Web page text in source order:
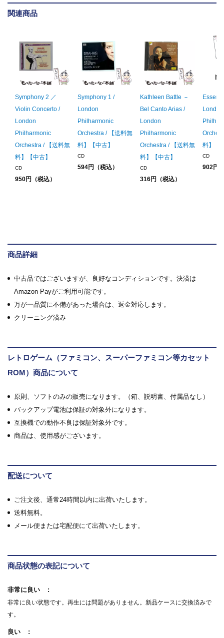
関連商品
Symphony 2 ／
Violin Concerto /
London
Philharmonic
Orchestra / 【送料無
料】【中古】
CD
950円（税込）
Symphony 1 /
London
Philharmonic
Orchestra / 【送料無
料】【中古】
CD
594円（税込）
Kathleen Battle －
Bel Canto Arias /
London
Philharmonic
Orchestra / 【送料無
料】【中古】
CD
316円（税込）
London
料】【
CD
902円
商品詳細
中古品ではございますが、良好なコンディションです。決済は
Amazon Payがご利用可能です。
万が一品質に不備があった場合は、返金対応します。
クリーニング済み
レトロゲーム（ファミコン、スーパーファミコン等カセット
ROM）商品について
原則、ソフトのみの販売になります。（箱、説明書、付属品なし）
バックアップ電池は保証の対象外になります。
互換機での動作不良は保証対象外です。
商品は、使用感がございます。
配送について
ご注文後、通常24時間以内に出荷いたします。
送料無料。
メール便または宅配便にて出荷いたします。
商品状態の表記について
非常に良い
非常に良い状態です。再生には問題がありません。新品ケースに交換済みで
す。
良い